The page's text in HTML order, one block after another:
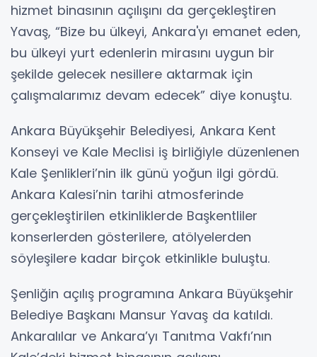
hizmet binasının açılışını da gerçekleştiren
Yavaş, “Bize bu ülkeyi, Ankara'yı emanet eden,
bu ülkeyi yurt edenlerin mirasını uygun bir
şekilde gelecek nesillere aktarmak için
çalışmalarımız devam edecek” diye konuştu.
Ankara Büyükşehir Belediyesi, Ankara Kent
Konseyi ve Kale Meclisi iş birliğiyle düzenlenen
Kale Şenlikleri’nin ilk günü yoğun ilgi gördü.
Ankara Kalesi’nin tarihi atmosferinde
gerçekleştirilen etkinliklerde Başkentliler
konserlerden gösterilere, atölyelerden
söyleşilere kadar birçok etkinlikle buluştu.
Şenliğin açılış programına Ankara Büyükşehir
Belediye Başkanı Mansur Yavaş da katıldı.
Ankaralılar ve Ankara’yı Tanıtma Vakfı’nın